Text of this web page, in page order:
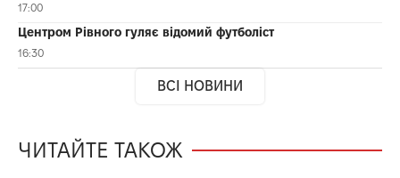
17:00
Центром Рівного гуляє відомий футболіст
16:30
ВСІ НОВИНИ
ЧИТАЙТЕ ТАКОЖ